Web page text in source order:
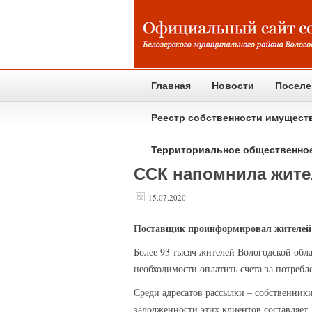
Главная Новости
Реестр собственности
Территориальное
ССК напомнила
15.07.2020
Поставщикпроинформировал жителей
Более 93 тысяч жителей Вологодской
необходимости оплатить счета за
Среди адресатов рассылки –
задолженности этих клиентов